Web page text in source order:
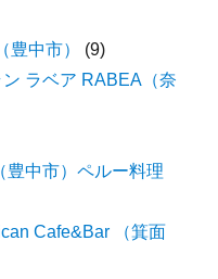
豊中市）
(9)
ラベア RABEA（奈
豊中市）ペルー料理
Cafe&Bar （箕面